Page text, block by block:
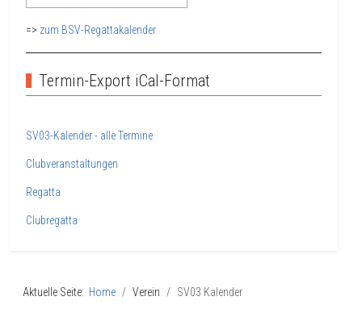
=> zum BSV-Regattakalender
Termin-Export iCal-Format
SV03-Kalender - alle Termine
Clubveranstaltungen
Regatta
Clubregatta
Aktuelle Seite: Home Verein SV03 Kalender